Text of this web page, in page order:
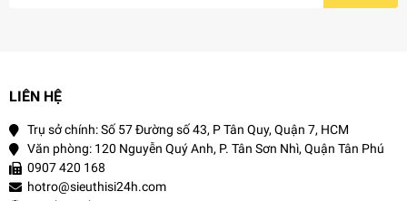
ngừa bệnh tật
THÀNH PHẦN VÀ CÔNG
DỤNG
LIÊN HỆ
Trụ sở chính: Số 57 Đường số 43, P Tân Quy, Quận 7, HCM
Văn phòng: 120 Nguyễn Quý Anh, P. Tân Sơn Nhì, Quận Tân Phú
0907 420 168
hotro@sieuthisi24h.com